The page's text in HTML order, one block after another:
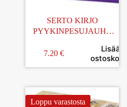
SERTO KIRJO
PYYKINPESUJAUHE
7.20 €
Lisää
ostoskoriin
Loppu varastosta